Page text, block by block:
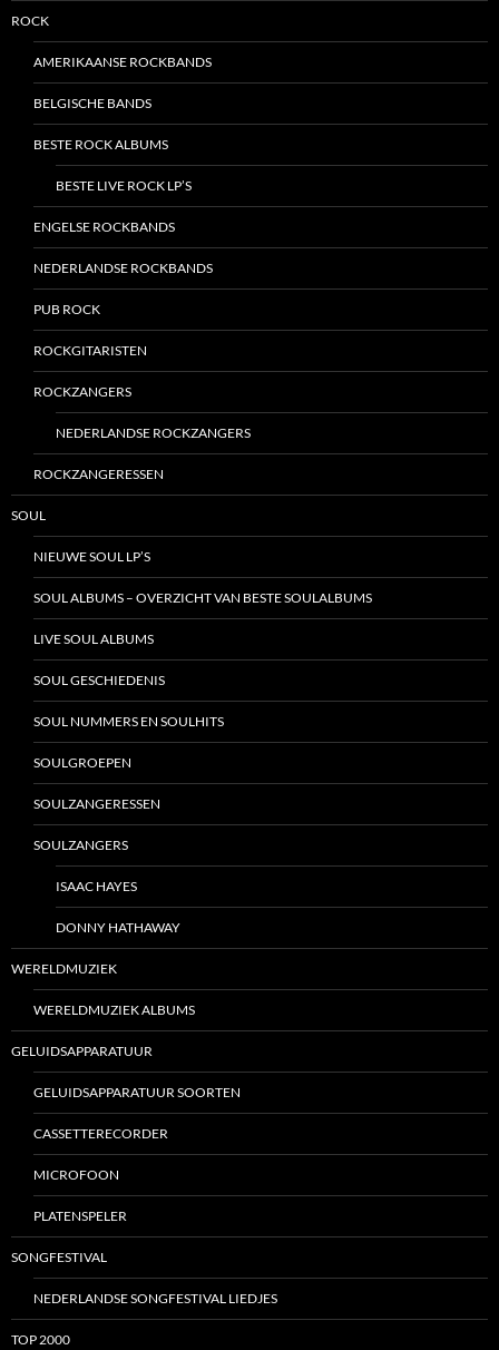
ROCK
AMERIKAANSE ROCKBANDS
BELGISCHE BANDS
BESTE ROCK ALBUMS
BESTE LIVE ROCK LP’S
ENGELSE ROCKBANDS
NEDERLANDSE ROCKBANDS
PUB ROCK
ROCKGITARISTEN
ROCKZANGERS
NEDERLANDSE ROCKZANGERS
ROCKZANGERESSEN
SOUL
NIEUWE SOUL LP’S
SOUL ALBUMS – OVERZICHT VAN BESTE SOULALBUMS
LIVE SOUL ALBUMS
SOUL GESCHIEDENIS
SOUL NUMMERS EN SOULHITS
SOULGROEPEN
SOULZANGERESSEN
SOULZANGERS
ISAAC HAYES
DONNY HATHAWAY
WERELDMUZIEK
WERELDMUZIEK ALBUMS
GELUIDSAPPARATUUR
GELUIDSAPPARATUUR SOORTEN
CASSETTERECORDER
MICROFOON
PLATENSPELER
SONGFESTIVAL
NEDERLANDSE SONGFESTIVAL LIEDJES
TOP 2000